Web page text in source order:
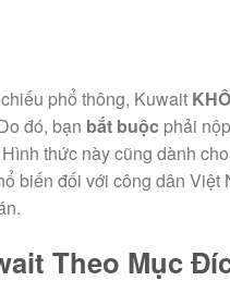
phổ thông, Kuwait
đó, bạn bắt buộc phải
thức này cũng dành
biến đối với công dân Việt
Theo Mục